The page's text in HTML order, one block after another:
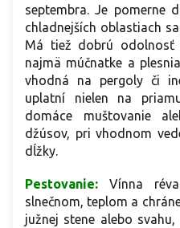
septembra. Je pomerne
chladnejších oblastiach
Má tiež dobrú odolnosť
najmä múčnatke a
vhodná na pergoly či
uplatní nielen na
domáce muštovanie
džúsov, pri vhodnom
dĺžky.
Pestovanie: Vínna
slnečnom, teplom a
južnej stene alebo